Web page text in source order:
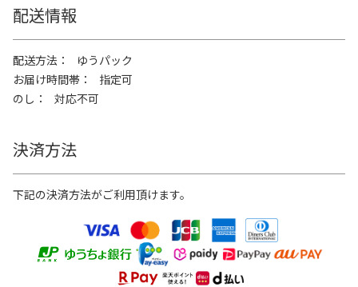
配送情報
配送方法
ゆうパック
お届け時間帯
指定可
のし
対応不可
決済方法
下記の決済方法がご利用頂けます。